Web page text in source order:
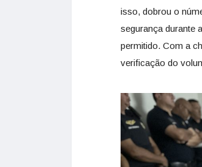
isso, dobrou o
segurança durante
permitido. Com a
verificação do